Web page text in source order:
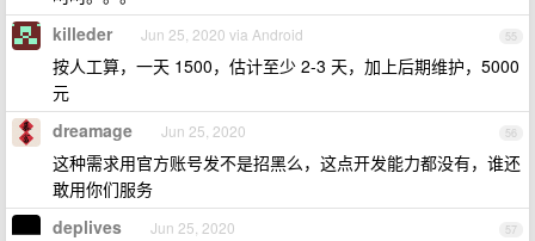
55
killeder Jun 25, 2020 via Android
按人工算，一天 1500，估计至少 2-3 天，加上后期维护，5000
元
56
dreamage Jun 25, 2020
这种需求用官方账号发不是招黑么，这点开发能力都没有，谁还
敢用你们服务
57
deplives Jun 25, 2020